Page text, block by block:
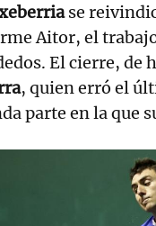
se
Aitor, el
El cierre, de
, quien erró el
parte en la que